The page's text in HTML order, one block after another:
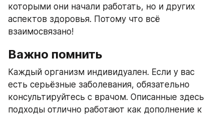
которыми они начали работать, но и других
аспектов здоровья. Потому что всё
взаимосвязано!
Важно помнить
Каждый организм индивидуален. Если у вас
есть серьёзные заболевания, обязательно
консультируйтесь с врачом. Описанные здесь
подходы отлично работают как дополнение к